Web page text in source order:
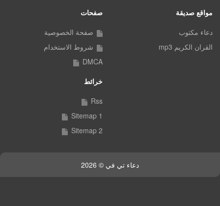
مواقع صديقة
دعاء مكتوب
القران الكريم mp3
صفحات
صفحة الخصوصية
شروط الاستخدام
DMCA
خرائط
Rss
Sitemap 1
Sitemap 2
دعاء تي في © 2026